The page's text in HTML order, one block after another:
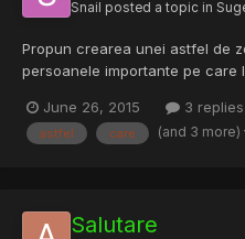
Snail posted a topic in
Propun crearea unei astfel de
persoanele importante pe care
niste proiecte de succes care
gasit vulnerabilitati sau alte
June 26, 2015 3 replies
astfel care (and 3 more)
Salutare